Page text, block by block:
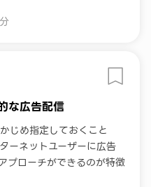
な広告配信
じめ指定しておくこと
ーネットユーザーに広告
プローチができるのが特徴